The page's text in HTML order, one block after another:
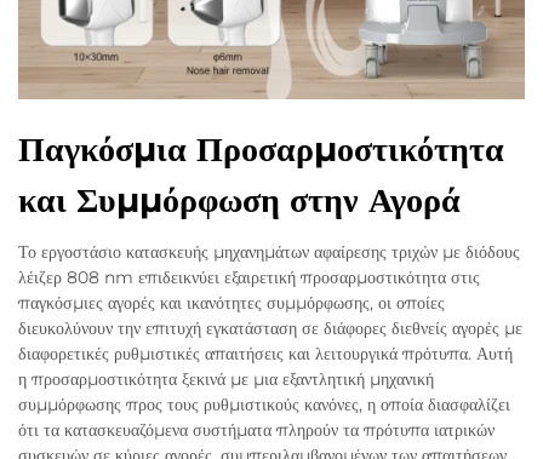
Παγκόσμια Προσαρμοστικότητα
και Συμμόρφωση στην Αγορά
Το εργοστάσιο κατασκευής μηχανημάτων αφαίρεσης τριχών με διόδους
λέιζερ 808 nm επιδεικνύει εξαιρετική προσαρμοστικότητα στις
παγκόσμιες αγορές και ικανότητες συμμόρφωσης, οι οποίες
διευκολύνουν την επιτυχή εγκατάσταση σε διάφορες διεθνείς αγορές με
διαφορετικές ρυθμιστικές απαιτήσεις και λειτουργικά πρότυπα. Αυτή
η προσαρμοστικότητα ξεκινά με μια εξαντλητική μηχανική
συμμόρφωσης προς τους ρυθμιστικούς κανόνες, η οποία διασφαλίζει
ότι τα κατασκευαζόμενα συστήματα πληρούν τα πρότυπα ιατρικών